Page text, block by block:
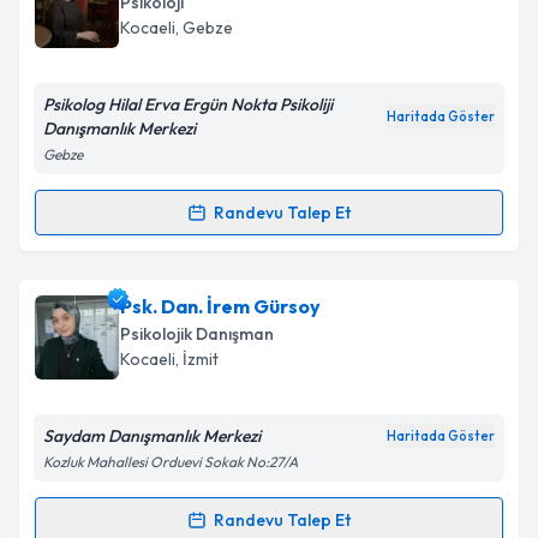
takvim hazırlandığında e-posta ile bilgilendireceğiz.
Kişisel verilerimin işlenmesine ilişkinAydınlatma
'ni okudum ve kişisel verilerimin belirtilen
kapsamda işlenmesini kabul ediyorum.
Takvim Talebini Gönder
Kocaeli, Gebze
Psikolog Hilal Erva Ergün Nokta Psikoliji
Danışmanlık Merkezi
Haritada Göster
Gebze
Randevu Talep Et
Randevu Takvimi Talebi
Psk. Hilal Erva Ergün için randevu takvimi talebi
oluşturun. Size bu uzmandan randevu almanız için bir
takvim hazırlandığında e-posta ile bilgilendireceğiz.
Kişisel verilerimin işlenmesine ilişkin
Psk. Dan. İrem Gürsoy
Psikolojik Danışman
Kocaeli, İzmit
Saydam Danışmanlık Merkezi Haritada Göster
Kozluk Mahallesi Orduevi Sokak No:27/A
Randevu Talep Et